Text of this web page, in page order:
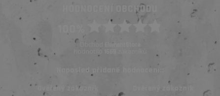
HODNOCENÍ OBCHODU
Obchod ElementStore
hodnotilo
Naposled přidané hodnocení::
Ověřený zákazník